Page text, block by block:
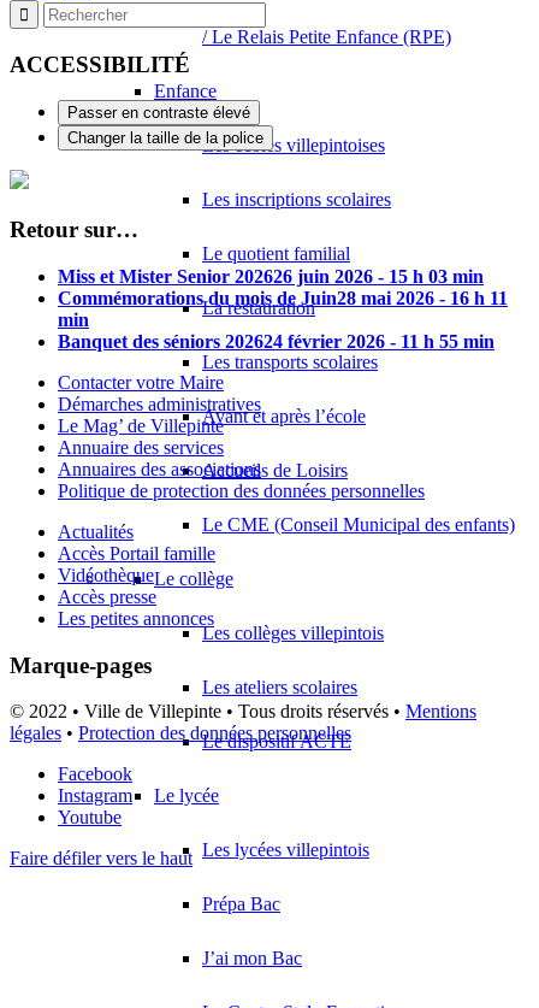
/ Le Relais Petite Enfance (RPE)
Enfance
Les écoles villepintoises
Les inscriptions scolaires
Le quotient familial
La restauration
Les transports scolaires
Avant et après l’école
Accueils de Loisirs
Le CME (Conseil Municipal des enfants)
Le collège
Les collèges villepintois
Les ateliers scolaires
Le dispositif ACTE
Le lycée
Les lycées villepintois
Prépa Bac
J’ai mon Bac
ACCESSIBILITÉ
Passer en contraste élevé
Changer la taille de la police
Retour sur…
Miss et Mister Senior 202626 juin 2026 - 15 h 03 min
Commémorations du mois de Juin28 mai 2026 - 16 h 11
min
Banquet des séniors 202624 février 2026 - 11 h 55 min
Contacter votre Maire
Démarches administratives
Le Mag’ de Villepinte
Annuaire des services
Annuaires des associations
Politique de protection des données personnelles
Actualités
Accès Portail famille
Vidéothèque
Accès presse
Les petites annonces
Marque-pages
© 2022 • Ville de Villepinte • Tous droits réservés • Mentions
légales • Protection des données personnelles
Facebook
Instagram
Youtube
Faire défiler vers le haut